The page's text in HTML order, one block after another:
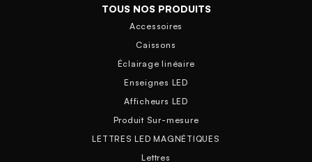
TOUS NOS PRODUITS
Accessoires
Caissons
Éclairage linéaire
Enseignes LED
Afficheurs LED
Produit Sur-mesure
LETTRES LED MAGNÉTIQUES
Lettres